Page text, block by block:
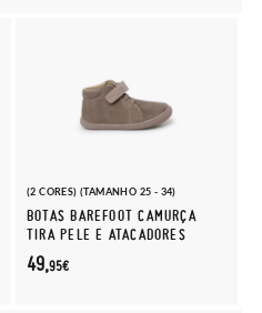
(2 CORES) (TAMANHO 25 - 34)
BOTAS BAREFOOT CAMURÇA
TIRA PELE E ATACADORES
49,95€